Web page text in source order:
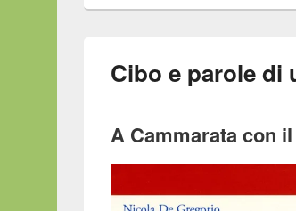
Cibo e parole di
A Cammarata con